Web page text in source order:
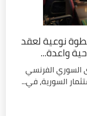
نوعية لعقد
واعدة...
السوري الفرنسي
السورية، في...